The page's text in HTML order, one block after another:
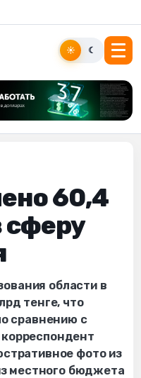
☀ ☾
60,4
сферу
области в
тенге, что
сравнению с
фото из
местного бюджета